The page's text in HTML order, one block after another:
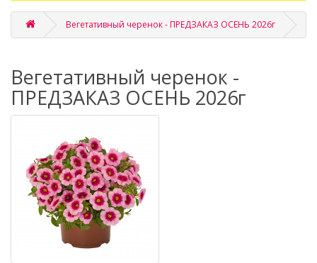
Вегетативный черенок - ПРЕДЗАКАЗ ОСЕНЬ 2026г
Вегетативный черенок -
ПРЕДЗАКАЗ ОСЕНЬ 2026г